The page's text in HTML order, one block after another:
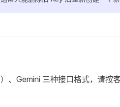
、Gemini 三种接口格式，请按